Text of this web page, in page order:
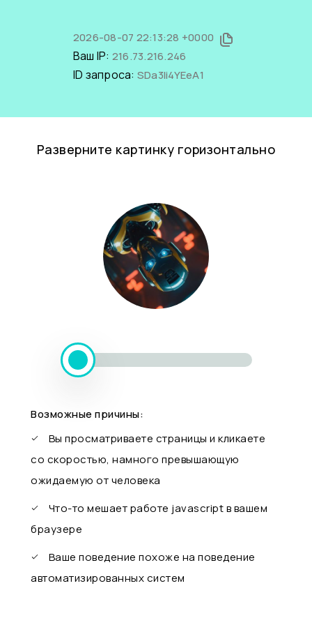
2026-08-07 22:13:28 +0000
Ваш IP: 216.73.216.246
ID запроса: SDa3Ii4YEeA1
Разверните картинку горизонтально
Возможные причины:
Вы просматриваете страницы и кликаете
со скоростью, намного превышающую
ожидаемую от человека
Что-то мешает работе javascript в вашем
браузере
Ваше поведение похоже на поведение
автоматизированных систем